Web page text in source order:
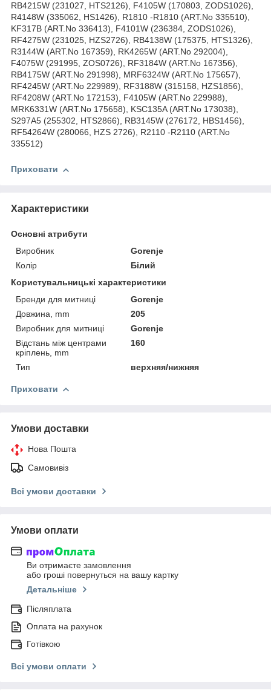
RB4215W (231027, HTS2126), F4105W (170803, ZODS1026),
R4148W (335062, HS1426), R1810 -R1810 (ART.No 335510),
KF317B (ART.No 336413), F4101W (236384, ZODS1026),
RF4275W (231025, HZS2726), RB4138W (175375, HTS1326),
R3144W (ART.No 167359), RK4265W (ART.No 292004),
F4075W (291995, ZOS0726), RF3184W (ART.No 167356),
RB4175W (ART.No 291998), MRF6324W (ART.No 175657),
RF4245W (ART.No 229989), RF3188W (315158, HZS1856),
RF4208W (ART.No 172153), F4105W (ART.No 229988),
MRK6331W (ART.No 175658), KSC135A (ART.No 173038),
S297A5 (255302, HTS2866), RB3145W (276172, HBS1456),
RF54264W (280066, HZS 2726), R2110 -R2110 (ART.No
335512)
Приховати
Характеристики
Основні атрибути
Виробник
Gorenje
Колір
Білий
Користувальницькі характеристики
Бренди для митниці
Gorenje
Довжина, mm
205
Виробник для митниці
Gorenje
Відстань між центрами
кріплень, mm
160
Тип верхняя/нижняя
Приховати
Умови доставки
Нова Пошта
Самовивіз
Всі умови доставки
Умови оплати
Ви отримаєте замовлення
або гроші повернуться на вашу картку
Детальніше
Післяплата
Оплата на рахунок
Готівкою
Всі умови оплати